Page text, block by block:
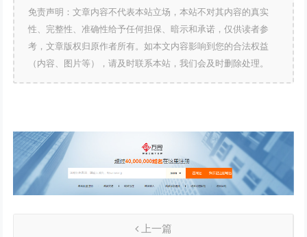
免责声明：文章内容不代表本站立场，本站不对其内容的真实
性、完整性、准确性给予任何担保、暗示和承诺，仅供读者参
考，文章版权归原作者所有。如本文内容影响到您的合法权益
（内容、图片等），请及时联系本站，我们会及时删除处理。
上一篇